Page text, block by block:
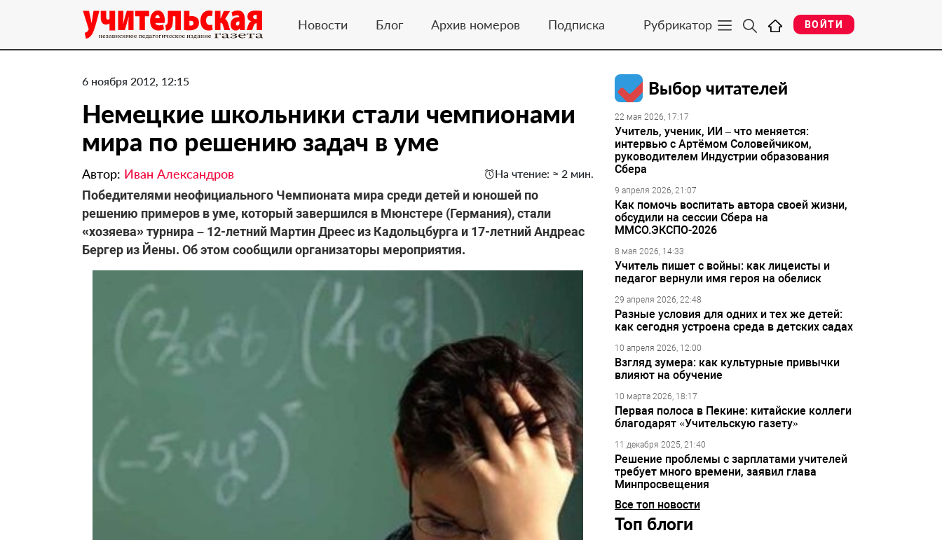
Новости Блог Архив номеров Подписка Рубрикатор ВОЙТИ
6 ноября 2012, 12:15
Немецкие школьники стали чемпионами
мира по решению задач в уме
Автор: Иван Александров На чтение: ≈ 2 мин.
Победителями неофициального Чемпионата мира среди детей и юношей по
решению примеров в уме, который завершился в Мюнстере (Германия), стали
«хозяева» турнира – 12-летний Мартин Дреес из Кадольцбурга и 17-летний Андреас
Бергер из Йены. Об этом сообщили организаторы мероприятия.
Выбор читателей
22 мая 2026, 17:17
Учитель, ученик, ИИ – что меняется:
интервью с Артёмом Соловейчиком,
руководителем Индустрии образования
Сбера
9 апреля 2026, 21:07
Как помочь воспитать автора своей жизни,
обсудили на сессии Сбера на
ММСО.ЭКСПО-2026
8 мая 2026, 14:33
Учитель пишет с войны: как лицеисты и
педагог вернули имя героя на обелиск
29 апреля 2026, 22:48
Разные условия для одних и тех же детей:
как сегодня устроена среда в детских садах
10 апреля 2026, 12:00
Взгляд зумера: как культурные привычки
влияют на обучение
10 марта 2026, 18:17
Первая полоса в Пекине: китайские коллеги
благодарят «Учительскую газету»
11 декабря 2025, 21:40
Решение проблемы с зарплатами учителей
требует много времени, заявил глава
Минпросвещения
Все топ новости
Топ блоги